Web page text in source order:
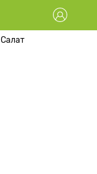
Салат